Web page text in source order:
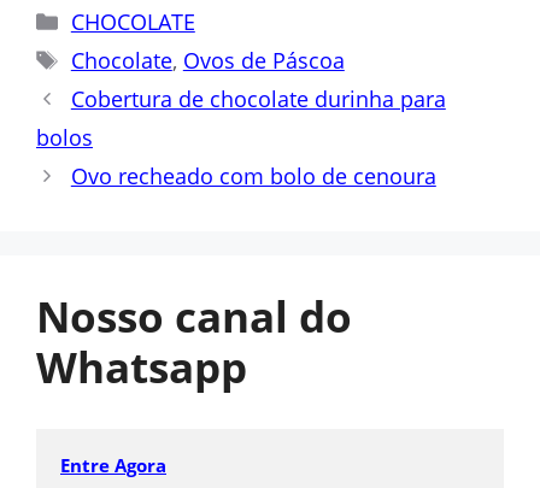
Categorias
CHOCOLATE
Tags
Chocolate, Ovos de Páscoa
Cobertura de chocolate durinha para
bolos
Ovo recheado com bolo de cenoura
Nosso canal do
Whatsapp
Entre Agora